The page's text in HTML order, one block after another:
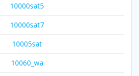
10000sat5
10000sat7
10005sat
10060_wa